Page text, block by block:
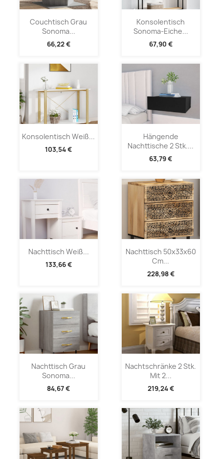
Couchtisch Grau
Sonoma...
66,22 €
Konsolentisch
Sonoma-Eiche...
67,90 €
Konsolentisch Weiß...
103,54 €
Hängende
Nachttische 2 Stk....
63,79 €
Nachttisch Weiß...
133,66 €
Nachttisch 50x33x60
Cm...
228,98 €
Nachttisch Grau
Sonoma...
84,67 €
Nachtschränke 2 Stk.
Mit 2...
219,24 €